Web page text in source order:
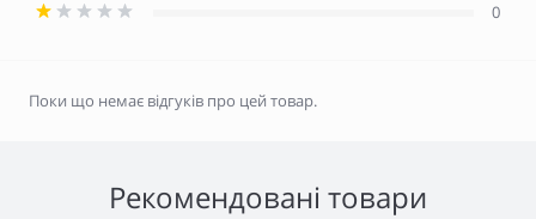
0
Поки що немає відгуків про цей товар.
Рекомендовані товари